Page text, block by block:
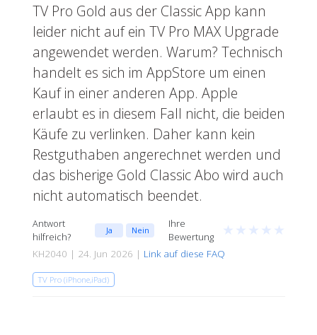
TV Pro Gold aus der Classic App kann
leider nicht auf ein TV Pro MAX Upgrade
angewendet werden. Warum? Technisch
handelt es sich im AppStore um einen
Kauf in einer anderen App. Apple
erlaubt es in diesem Fall nicht, die beiden
Käufe zu verlinken. Daher kann kein
Restguthaben angerechnet werden und
das bisherige Gold Classic Abo wird auch
nicht automatisch beendet.
Antwort
hilfreich?
Ja Nein
Ihre
Bewertung
★ ★ ★ ★ ★
KH2040 | 24. Jun 2026 | Link auf diese FAQ
TV Pro (iPhone,iPad)